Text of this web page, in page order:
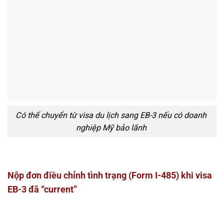
Có thể chuyển từ visa du lịch sang EB-3 nếu có doanh
nghiệp Mỹ bảo lãnh
Nộp đơn điều chỉnh tình trạng (Form I-485) khi visa
EB-3 đã “current”